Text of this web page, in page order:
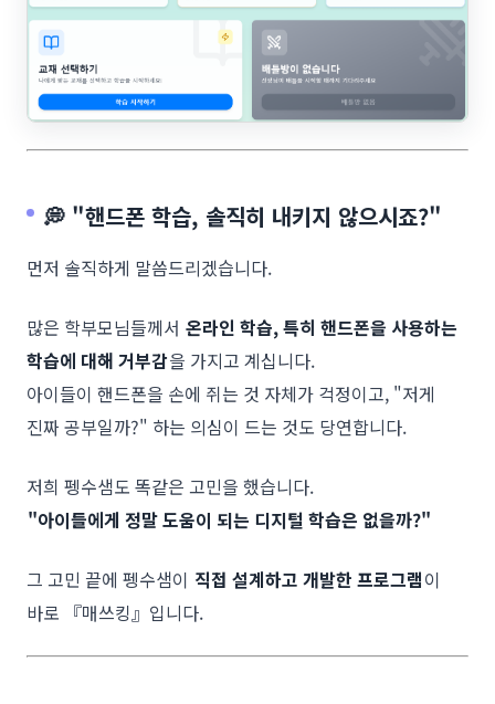
💭 "핸드폰 학습, 솔직히 내키지 않으시죠?"
먼저 솔직하게 말씀드리겠습니다.
많은 학부모님들께서 온라인 학습, 특히 핸드폰을 사용하는
학습에 대해 거부감을 가지고 계십니다.
아이들이 핸드폰을 손에 쥐는 것 자체가 걱정이고, "저게
진짜 공부일까?" 하는 의심이 드는 것도 당연합니다.
저희 펭수샘도 똑같은 고민을 했습니다.
"아이들에게 정말 도움이 되는 디지털 학습은 없을까?"
그 고민 끝에 펭수샘이 직접 설계하고 개발한 프로그램이
바로 『매쓰킹』입니다.